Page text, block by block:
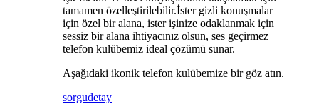
tamamen özelleştirilebilir.İster gizli konuşmalar
için özel bir alana, ister işinize odaklanmak için
sessiz bir alana ihtiyacınız olsun, ses geçirmez
telefon kulübemiz ideal çözümü sunar.
Aşağıdaki ikonik telefon kulübemize bir göz atın.
sorgudetay